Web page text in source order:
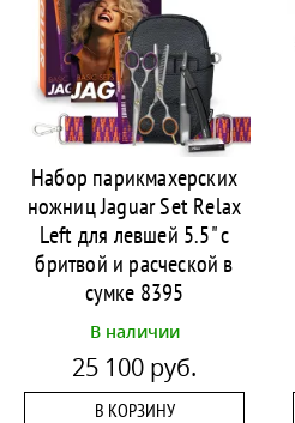
Набор парикмахерских
ножниц Jaguar Set Relax
Left для левшей 5.5" с
бритвой и расческой в
сумке 8395
В наличии
25 100 руб.
В КОРЗИНУ